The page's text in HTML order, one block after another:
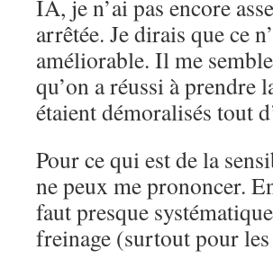
IA, je n’ai pas encore
arrêtée. Je dirais que ce
améliorable. Il me
qu’on a réussi à prendre
étaient démoralisés tout
Pour ce qui est de la
ne peux me prononcer.
faut presque
freinage (surtout pour